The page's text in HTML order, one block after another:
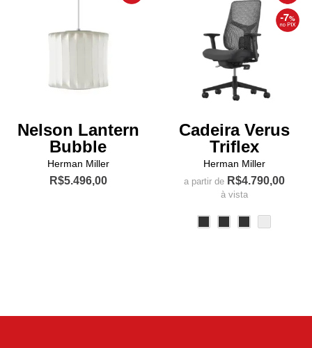
produto
ser
escolhidas
na
página
do
produto
Nelson Lantern
Bubble
Herman Miller
R$5.496,00
Cadeira Verus
Triflex
Herman Miller
a partir de R$4.790,00
à vista
Este
produto
opções